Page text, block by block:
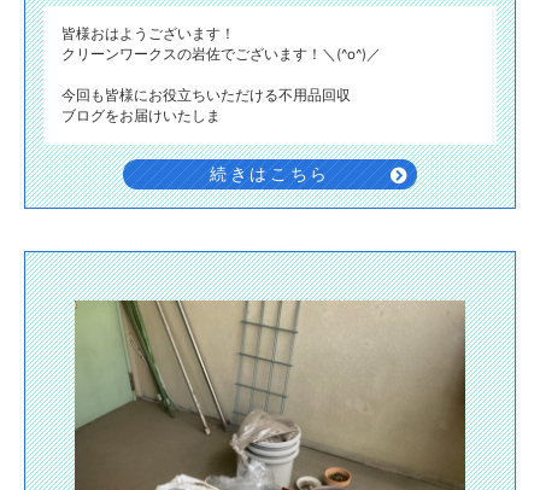
皆様おはようございます！
クリーンワークスの岩佐でございます！＼(^o^)／
今回も皆様にお役立ちいただける不用品回収
ブログをお届けいたしま
続きはこちら